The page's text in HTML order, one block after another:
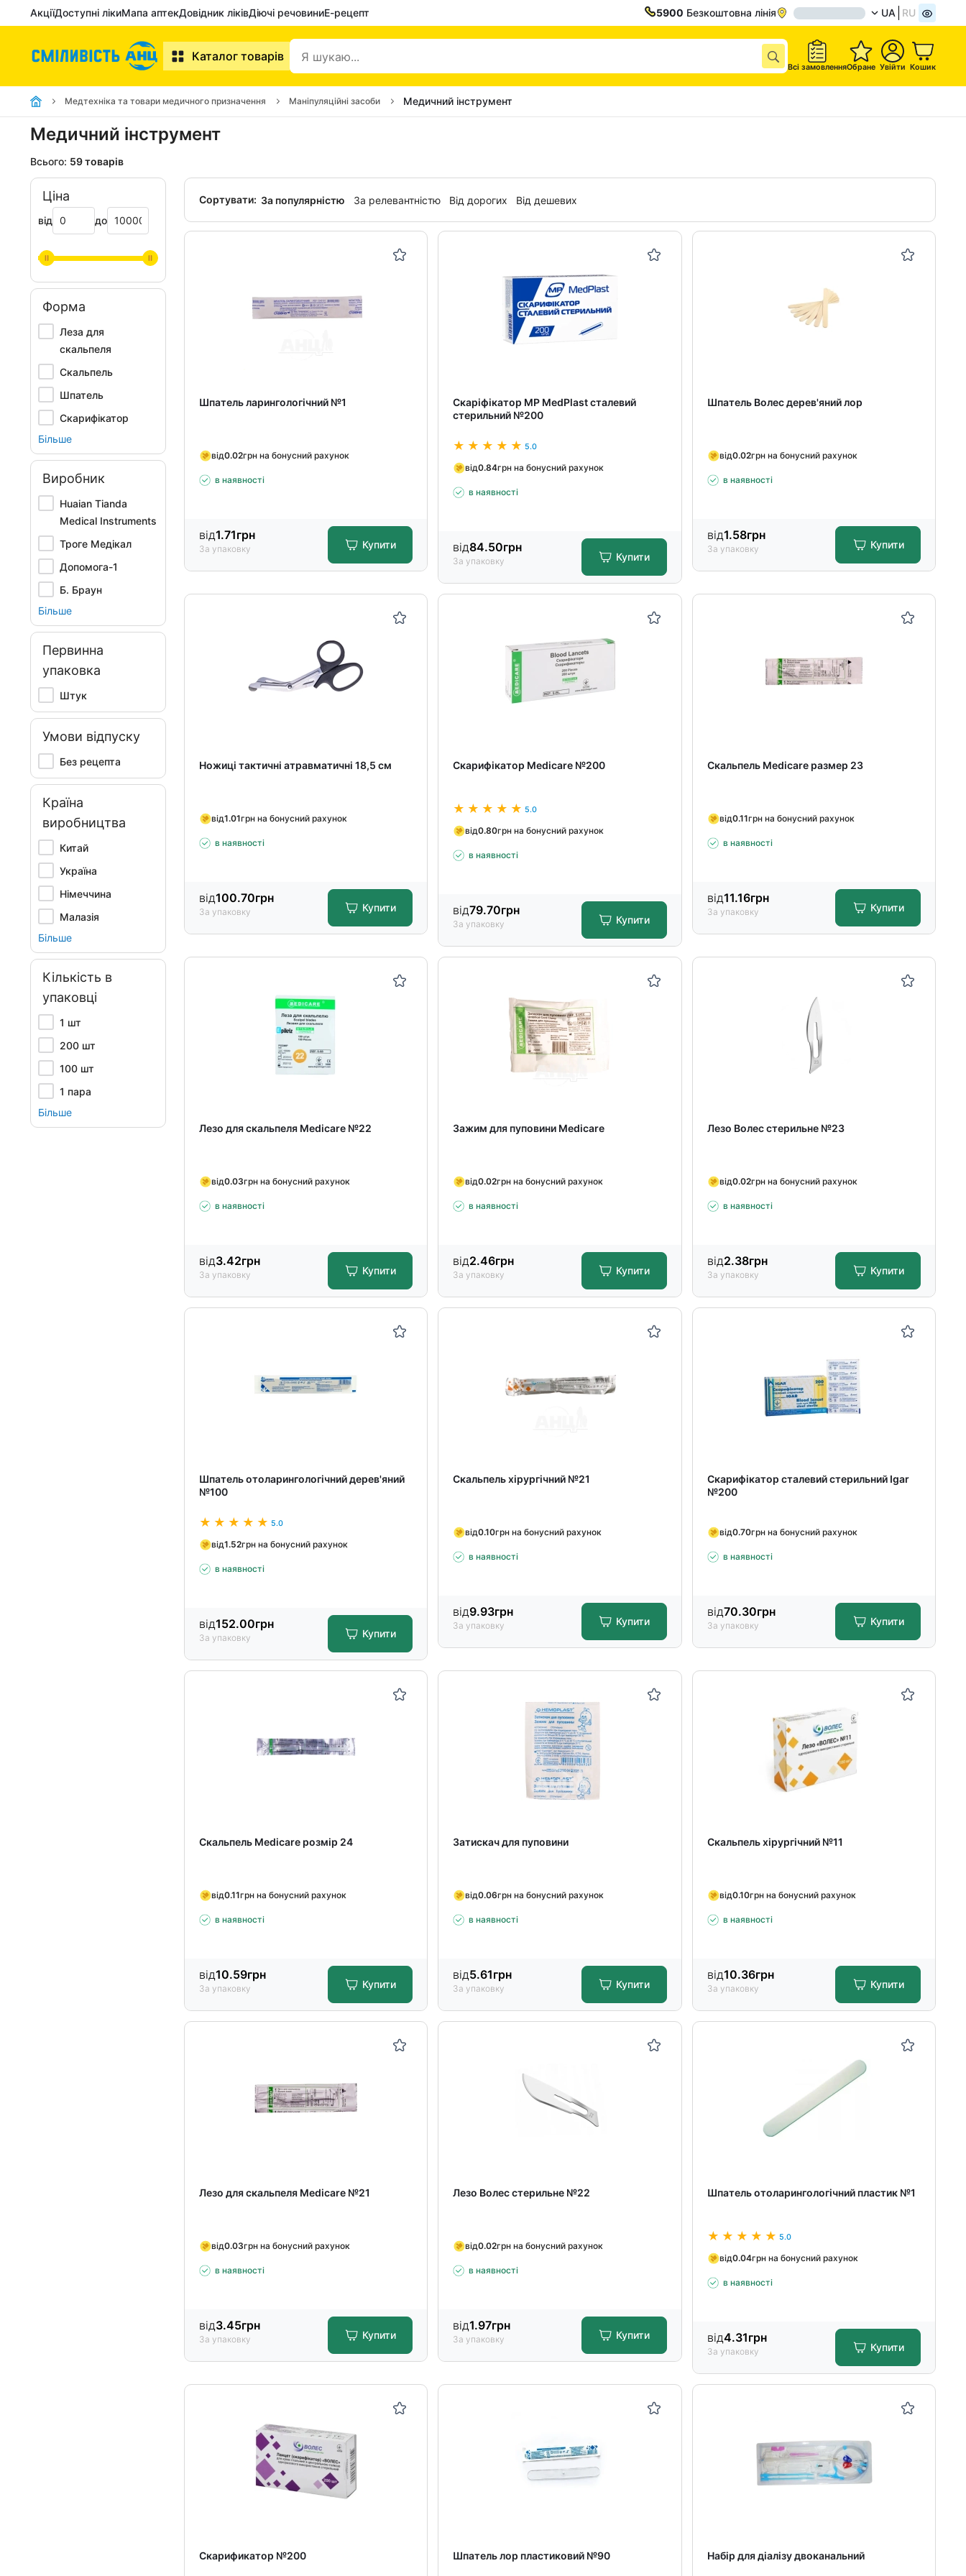
АкціїДоступні лікиМапа аптекДовідник ліківДіючі речовиниЕ-рецепт 5900 Безкоштовна лінія UA RU
Каталог товарів
Всі замовленняОбране Увійти Кошик
Медтехніка та товари медичного призначення Маніпуляційні засоби Медичний інструмент
Медичний інструмент
Всього: 59 товарів
Ціна
від до
Форма
Леза для
скальпеля
Скальпель
Шпатель
Скарифікатор
Більше
Виробник
Huaian Tianda
Medical Instruments
Троге Медікал
Допомога-1
Б. Браун
Більше
Первинна
упаковка
Штук
Умови відпуску
Без рецепта
Країна
виробництва
Китай
Україна
Німеччина
Малазія
Більше
Кількість в
упаковці
1 шт
200 шт
100 шт
1 пара
Більше
Сортувати: За популярністю За релевантністю Від дорогих Від дешевих
Шпатель ларингологічний №1
від0.02грн на бонусний рахунок
в наявності
від1.71грн
За упаковку Купити
Скаріфікатор МР MedPlast сталевий
стерильний №200
5.0
від0.84грн на бонусний рахунок
в наявності
від84.50грн
За упаковку Купити
Шпатель Волес дерев'яний лор
від0.02грн на бонусний рахунок
в наявності
від1.58грн
За упаковку Купити
Ножиці тактичні атравматичні 18,5 см
від1.01грн на бонусний рахунок
в наявності
від100.70грн
За упаковку Купити
Скарифікатор Medicare №200
5.0
від0.80грн на бонусний рахунок
в наявності
від79.70грн
За упаковку Купити
Скальпель Medicare размер 23
від0.11грн на бонусний рахунок
в наявності
від11.16грн
За упаковку Купити
Лезо для скальпеля Medicare №22
від0.03грн на бонусний рахунок
в наявності
від3.42грн
За упаковку Купити
Зажим для пуповини Medicare
від0.02грн на бонусний рахунок
в наявності
від2.46грн
За упаковку Купити
Лезо Волес стерильне №23
від0.02грн на бонусний рахунок
в наявності
від2.38грн
За упаковку Купити
Шпатель отоларингологічний дерев'яний
№100
5.0
від1.52грн на бонусний рахунок
в наявності
від152.00грн
За упаковку Купити
Скальпель хірургічний №21
від0.10грн на бонусний рахунок
в наявності
від9.93грн
За упаковку Купити
Скарифікатор сталевий стерильний Igar
№200
від0.70грн на бонусний рахунок
в наявності
від70.30грн
За упаковку Купити
Скальпель Medicare розмір 24
від0.11грн на бонусний рахунок
в наявності
від10.59грн
За упаковку Купити
Затискач для пуповини
від0.06грн на бонусний рахунок
в наявності
від5.61грн
За упаковку Купити
Скальпель хірургічний №11
від0.10грн на бонусний рахунок
в наявності
від10.36грн
За упаковку Купити
Лезо для скальпеля Medicare №21
від0.03грн на бонусний рахунок
в наявності
від3.45грн
За упаковку Купити
Лезо Волес стерильне №22
від0.02грн на бонусний рахунок
в наявності
від1.97грн
За упаковку Купити
Шпатель отоларингологічний пластик №1
5.0
від0.04грн на бонусний рахунок
в наявності
від4.31грн
За упаковку Купити
Скарификатор №200 Шпатель лор пластиковий №90 Набір для діалізу двоканальний